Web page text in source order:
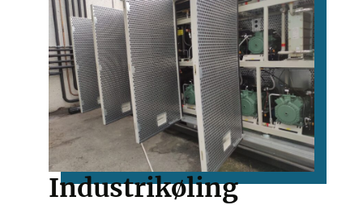
Industrikøling